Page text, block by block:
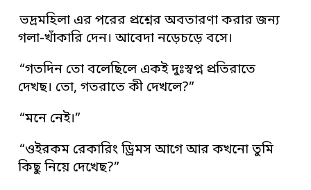
ভদ্রমহিলা এর পরের প্রশ্নের অবতারণা করার জন্য
গলা-খাঁকারি দেন। আবেদা নড়েচড়ে বসে।
“গতদিন তো বলেছিলে একই দুঃস্বপ্ন প্রতিরাতে
দেখছ। তো, গতরাতে কী দেখলে?”
“মনে নেই।”
“ওইরকম রেকারিং ড্রিমস আগে আর কখনো তুমি
কিছু নিয়ে দেখেছ?”